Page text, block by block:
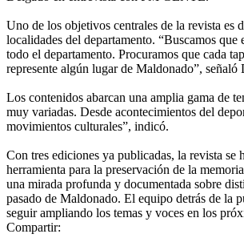
Uno de los objetivos centrales de la revista es
localidades del departamento. “Buscamos que
todo el departamento. Procuramos que cada
represente algún lugar de Maldonado”, señaló
Los contenidos abarcan una amplia gama de
muy variadas. Desde acontecimientos del
movimientos culturales”, indicó.
Con tres ediciones ya publicadas, la revista se
herramienta para la preservación de la
una mirada profunda y documentada sobre
pasado de Maldonado. El equipo detrás de la
seguir ampliando los temas y voces en los
Compartir: